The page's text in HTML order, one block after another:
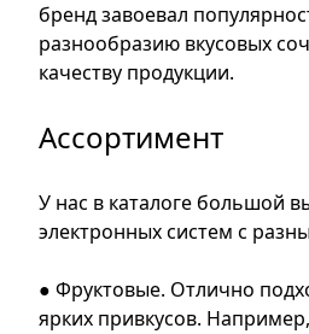
бренд завоевал
разнообразию вкусовых
качеству продукции.
Ассортимент
У нас в каталоге большой
электронных систем с
● Фруктовые. Отлично
ярких привкусов.